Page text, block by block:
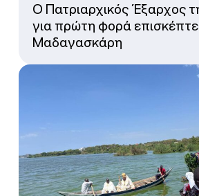
Ο Πατριαρχικός Έξαρχος
για πρώτη φορά
Μαδαγασκάρη